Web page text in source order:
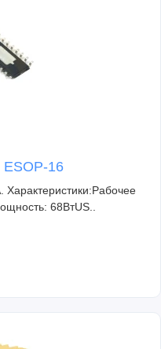
ESOP-16
Характеристики:Рабочее
68ВтUS..